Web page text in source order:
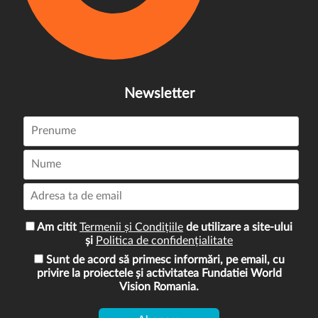
Newsletter
Am citit Termenii și Condițiile de utilizare a site-ului
și Politica de confidențialitate
Sunt de acord să primesc informări, pe email, cu
privire la proiectele și activitatea Fundatiei World
Vision Romania.